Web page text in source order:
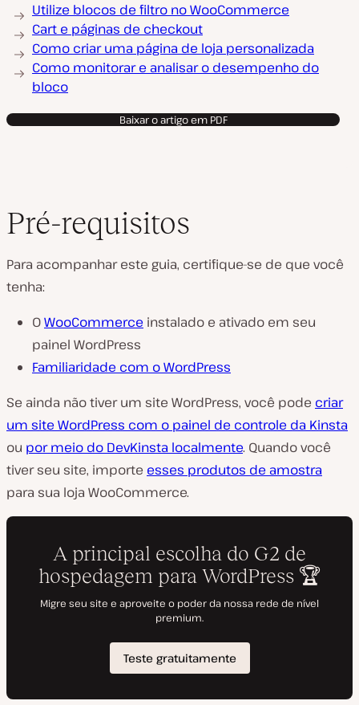
Utilize blocos de filtro no WooCommerce
Cart e páginas de checkout
Como criar uma página de loja personalizada
Como monitorar e analisar o desempenho do
bloco
Baixar o artigo em PDF
Pré-requisitos
Para acompanhar este guia, certifique-se de que você
tenha:
OWooCommerce instalado e ativado em seu
painel WordPress
Familiaridade com o WordPress
Se ainda não tiver um site WordPress, você pode criar
um site WordPress com o painel de controle da Kinsta
ou por meio do DevKinsta localmente. Quando você
tiver seu site, importe esses produtos de amostra
para sua loja WooCommerce.